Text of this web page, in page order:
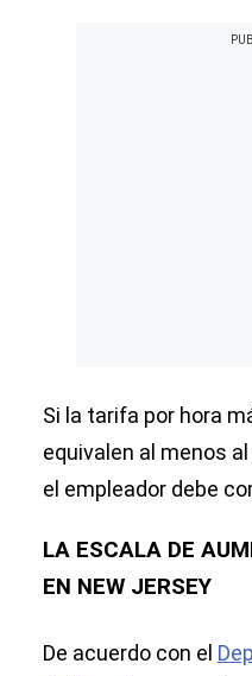
Si la tarifa por hora
equivalen al menos
el empleador debe
LA ESCALA DE
EN NEW JERSEY
De acuerdo con el